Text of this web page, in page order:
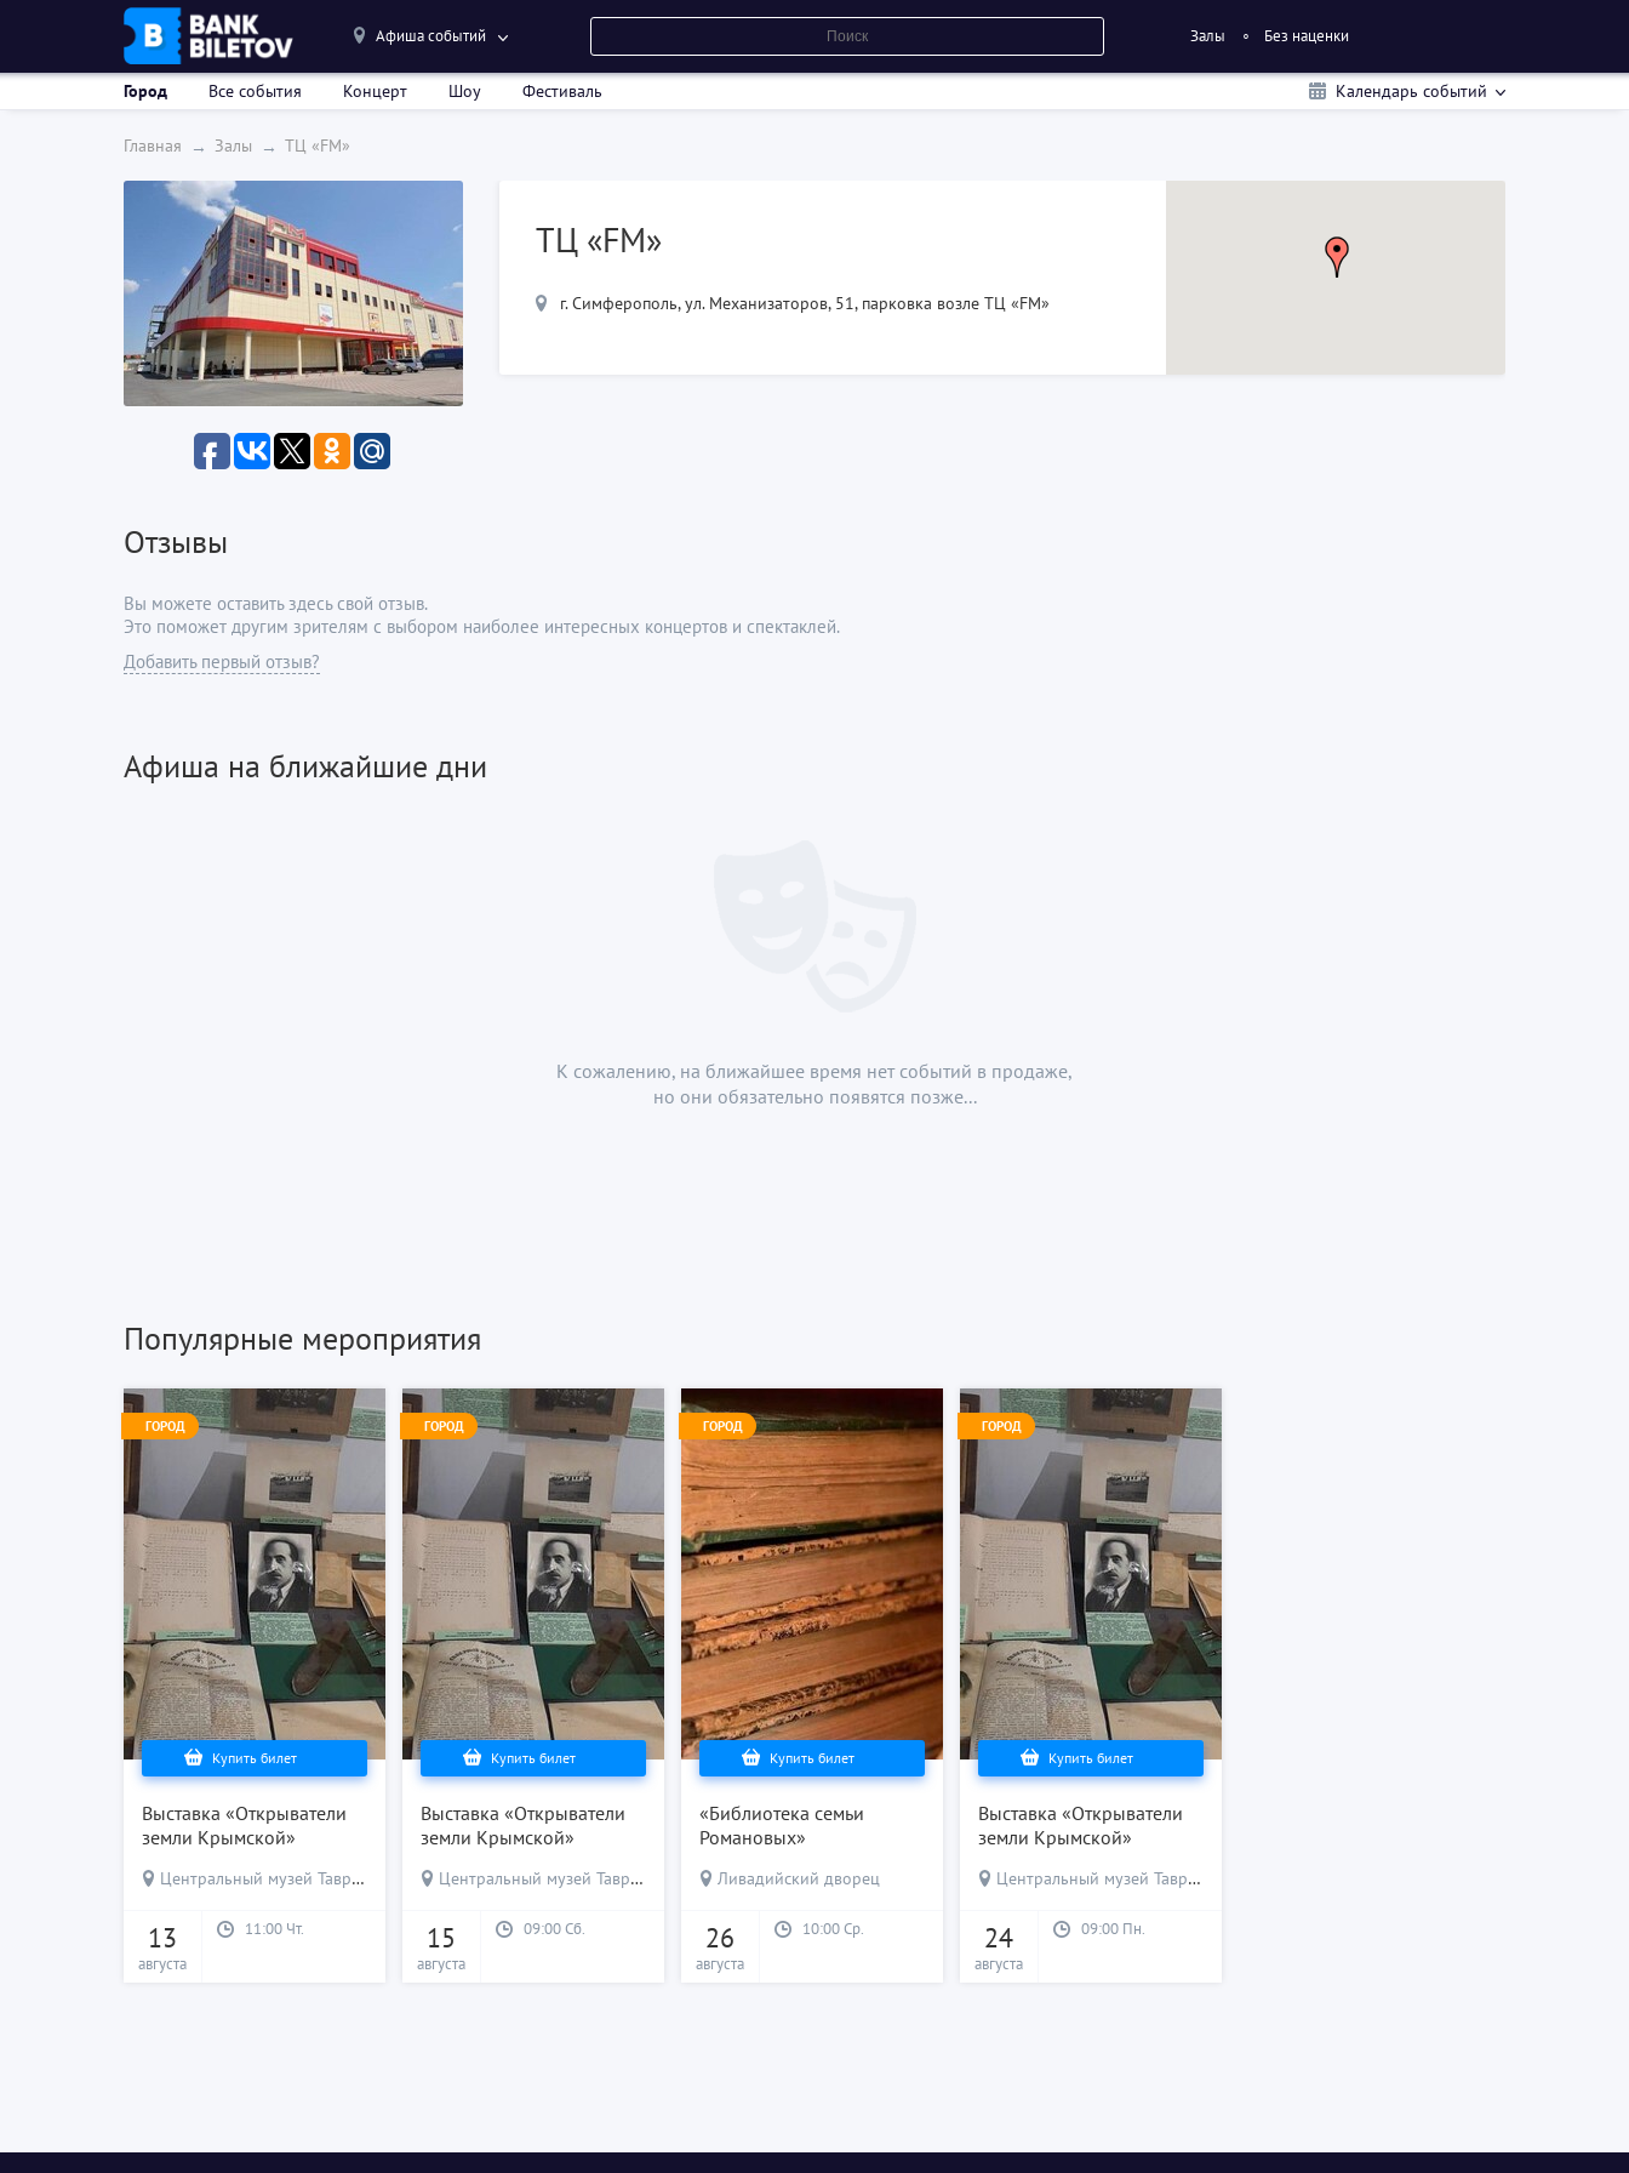
Афиша событий Залы Без наценки
Город Все события Концерт Шоу Фестиваль Календарь событий
Главная Залы ТЦ «FM»
ТЦ «FM»
г. Симферополь, ул. Механизаторов, 51, парковка возле ТЦ «FM»
Отзывы
Вы можете оставить здесь свой отзыв.
Это поможет другим зрителям с выбором наиболее интересных концертов и спектаклей.
Добавить первый отзыв?
Афиша на ближайшие дни
К сожалению, на ближайшее время нет событий в продаже,
но они обязательно появятся позже...
Популярные мероприятия
Выставка «Открыватели
земли Крымской»
Центральный музей Тавриды
13
августа
11:00 Чт.
ГОРОД
Купить билет
Выставка «Открыватели
земли Крымской»
Центральный музей Тавриды
15
августа
09:00 Сб.
ГОРОД
Купить билет
«Библиотека семьи
Романовых»
Ливадийский дворец
26
августа
10:00 Ср.
ГОРОД
Купить билет
Выставка «Открыватели
земли Крымской»
Центральный музей Тавриды
24
августа
09:00 Пн.
ГОРОД
Купить билет